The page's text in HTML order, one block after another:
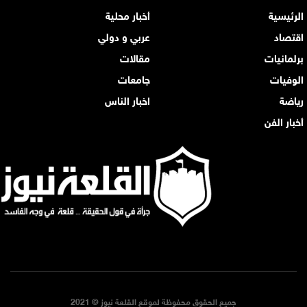
الرئيسية
أخبار محلية
اقتصاد
عربي و دولي
برلمانيات
مقالات
الوفيات
جامعات
رياضة
اخبار الناس
أخبار الفن
جميع الحقوق محفوظة لموقع القلعة نيوز © 2021